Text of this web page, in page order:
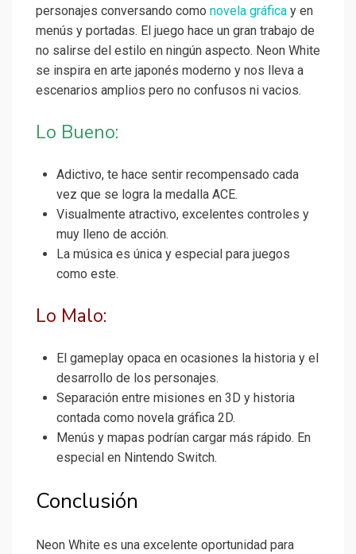
personajes conversando como novela gráfica y en
menús y portadas. El juego hace un gran trabajo de
no salirse del estilo en ningún aspecto. Neon White
se inspira en arte japonés moderno y nos lleva a
escenarios amplios pero no confusos ni vacios.
Lo Bueno:
Adictivo, te hace sentir recompensado cada
vez que se logra la medalla ACE.
Visualmente atractivo, excelentes controles y
muy lleno de acción.
La música es única y especial para juegos
como este.
Lo Malo:
El gameplay opaca en ocasiones la historia y el
desarrollo de los personajes.
Separación entre misiones en 3D y historia
contada como novela gráfica 2D.
Menús y mapas podrían cargar más rápido. En
especial en Nintendo Switch.
Conclusión
Neon White es una excelente oportunidad para